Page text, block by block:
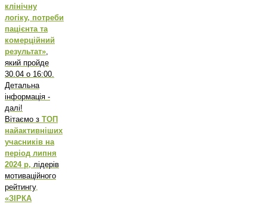
клінічну
логіку, потреби
пацієнта та
комерційний
результат»
який пройде
30.04 о 16:00.
Детальна
інформація -
далі!
Вітаємо з ТОП
найактивніших
учасників на
період липня
2024 р, лідерів
мотиваційного
рейтингу,
«ЗІРКА